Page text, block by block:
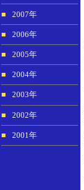
■ 2007年
■ 2006年
■ 2005年
■ 2004年
■ 2003年
■ 2002年
■ 2001年